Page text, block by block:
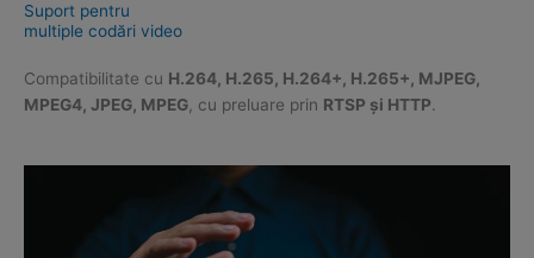
Suport pentru
multiple codări video
Compatibilitate cu H.264, H.265, H.264+, H.265+, MJPEG,
MPEG4, JPEG, MPEG , cu preluare prin RTSP și HTTP.